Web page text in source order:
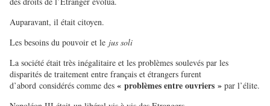
Auparavant, il était citoyen.
Les besoins du pouvoir et le jus soli
La société était très inégalitaire et les problèmes soulevés par les
disparités de traitement entre français et étrangers furent
d’abord considérés comme des « problèmes entre ouvriers » par l’élite.